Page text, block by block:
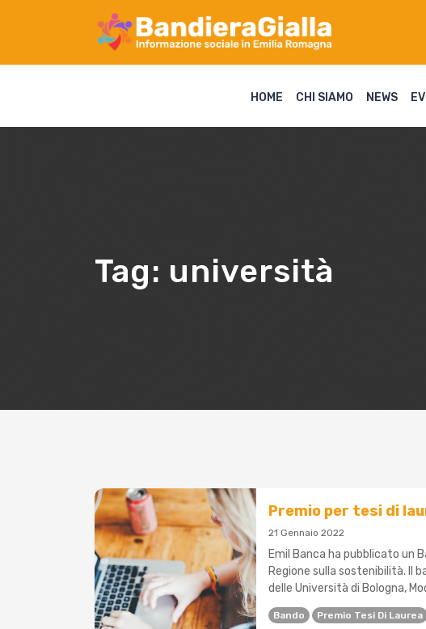
HOME CHI SIAMO NEWS
Tag: università
Premio per tesi di
21 Gennaio 2022
Emil Banca ha pubblicato un
Regione sulla sostenibilità. Il
delle Università di Bologna,
Bando Premio Tesi Di Laurea